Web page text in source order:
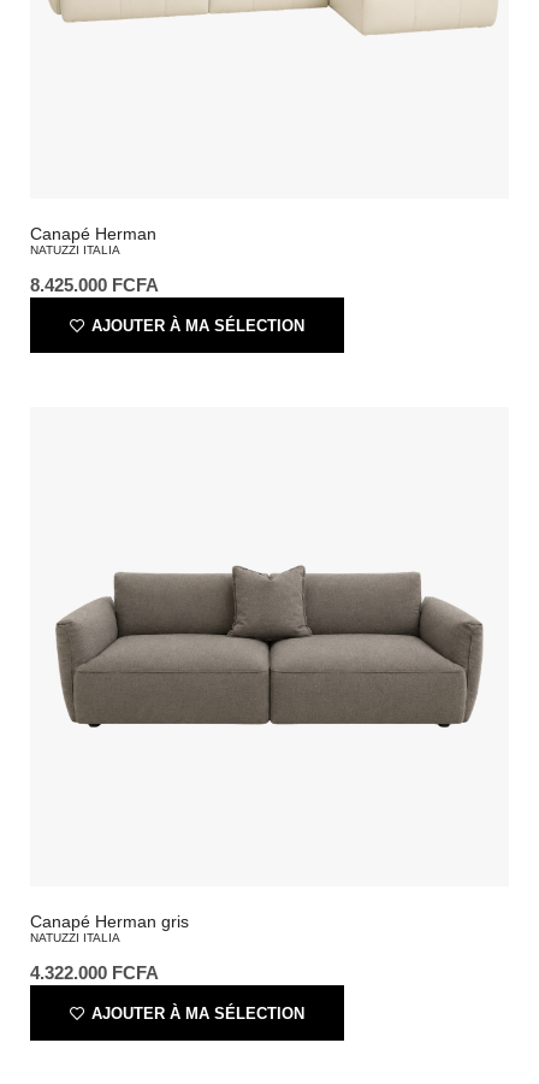
Canapé Herman
NATUZZI ITALIA
8.425.000 FCFA
AJOUTER À MA SÉLECTION
Canapé Herman gris
NATUZZI ITALIA
4.322.000 FCFA
AJOUTER À MA SÉLECTION